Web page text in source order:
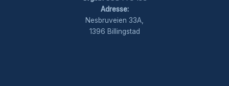
Adresse:
Nesbruveien 33A,
1396 Billingstad